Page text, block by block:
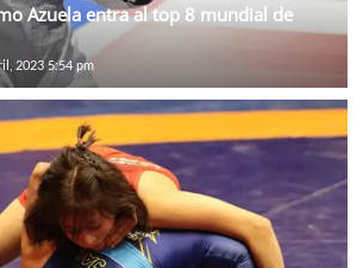
Azuela entra al top 8 mundial de
2023 5:54 pm